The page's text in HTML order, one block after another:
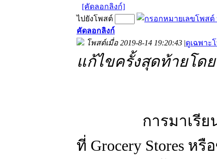
[คัดลอกลิงก์]
ไปยังโพสต์
คัดลอกลิงก์
โพสต์เมื่อ 2019-8-14 19:20:43 |ดูเฉพาะ
แก้ไขครั้งสุดท้ายโดย
การมาเรียนที่อเ
ที่ Grocery Stores ห